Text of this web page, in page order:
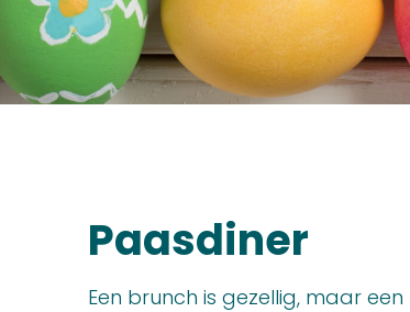
Paasdiner
Een brunch is gezellig, maar een